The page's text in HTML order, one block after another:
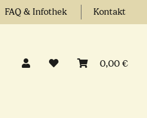
FAQ & Infothek Kontakt
0,00 €